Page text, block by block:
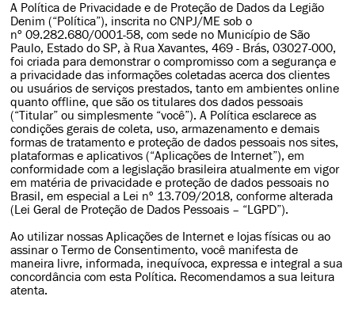
A Política de Privacidade e de Proteção de Dados da Legião
Denim (“Política”), inscrita no CNPJ/ME sob o
nº 09.282.680/0001-58, com sede no Município de São
Paulo, Estado do SP, à Rua Xavantes, 469 - Brás, 03027-000,
foi criada para demonstrar o compromisso com a segurança e
a privacidade das informações coletadas acerca dos clientes
ou usuários de serviços prestados, tanto em ambientes online
quanto offline, que são os titulares dos dados pessoais
(“Titular” ou simplesmente “você”). A Política esclarece as
condições gerais de coleta, uso, armazenamento e demais
formas de tratamento e proteção de dados pessoais nos sites,
plataformas e aplicativos (“Aplicações de Internet”), em
conformidade com a legislação brasileira atualmente em vigor
em matéria de privacidade e proteção de dados pessoais no
Brasil, em especial a Lei nº 13.709/2018, conforme alterada
(Lei Geral de Proteção de Dados Pessoais – “LGPD”).
Ao utilizar nossas Aplicações de Internet e lojas físicas ou ao
assinar o Termo de Consentimento, você manifesta de
maneira livre, informada, inequívoca, expressa e integral a sua
concordância com esta Política. Recomendamos a sua leitura
atenta.